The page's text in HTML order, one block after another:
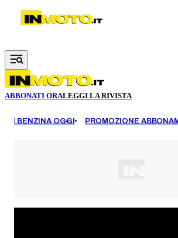
Vai al contenuto principale
ABBONATI ORALEGGI LA RIVISTA
BENZINA OGGI PROMOZIONE